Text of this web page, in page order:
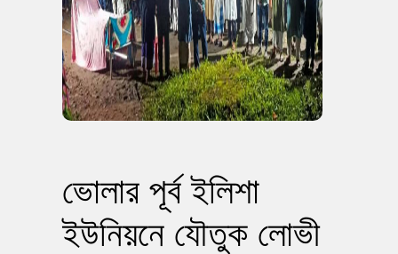
ভোলার পূর্ব ইলিশা
ইউনিয়নে যৌতুক লোভী